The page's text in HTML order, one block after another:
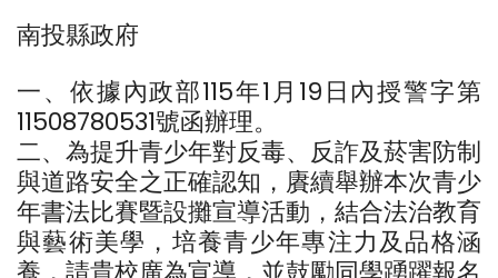
南投縣政府
一、依據內政部115年1月19日內授警字第
11508780531號函辦理。
二、為提升青少年對反毒、反詐及菸害防制
與道路安全之正確認知，賡續舉辦本次青少
年書法比賽暨設攤宣導活動，結合法治教育
與藝術美學，培養青少年專注力及品格涵